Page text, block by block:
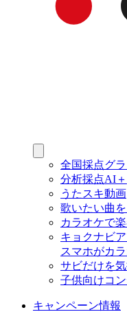
全国採点グラ
分析採点AI＋
うたスキ動画
歌いたい曲
カラオケで
キョクナビア
スマホがカ
サビだけを
子供向けコ
キャンペーン情報